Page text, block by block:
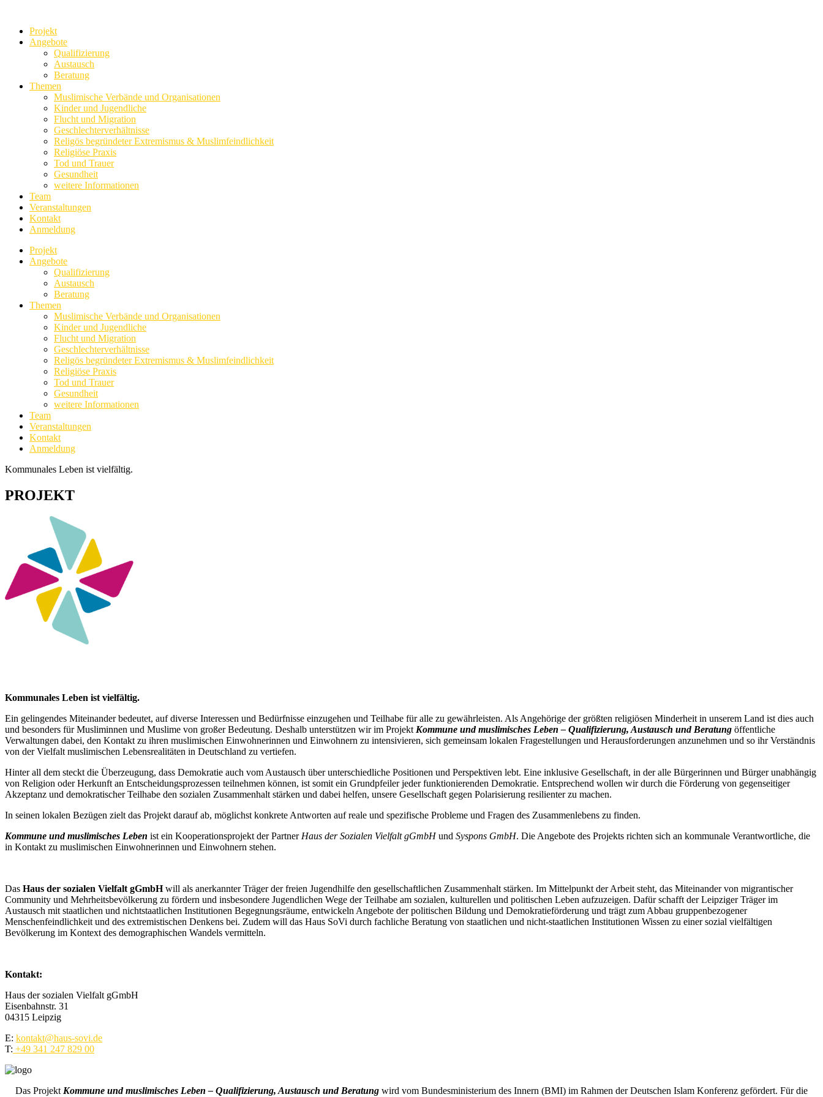
Projekt
Angebote
Qualifizierung
Austausch
Beratung
Themen
Muslimische Verbände und Organisationen
Kinder und Jugendliche
Flucht und Migration
Geschlechterverhältnisse
Religös begründeter Extremismus & Muslimfeindlichkeit
Religiöse Praxis
Tod und Trauer
Gesundheit
weitere Informationen
Team
Veranstaltungen
Kontakt
Anmeldung
Projekt
Angebote
Qualifizierung
Austausch
Beratung
Themen
Muslimische Verbände und Organisationen
Kinder und Jugendliche
Flucht und Migration
Geschlechterverhältnisse
Religös begründeter Extremismus & Muslimfeindlichkeit
Religiöse Praxis
Tod und Trauer
Gesundheit
weitere Informationen
Team
Veranstaltungen
Kontakt
Anmeldung
Kommunales Leben ist vielfältig.
PROJEKT
Kommunales Leben ist vielfältig.
Ein gelingendes Miteinander bedeutet, auf diverse Interessen und Bedürfnisse einzugehen und Teilhabe für alle zu gewährleisten. Als Angehörige der größten religiösen Minderheit in unserem Land ist dies auch
und besonders für Musliminnen und Muslime von großer Bedeutung. Deshalb unterstützen wir im Projekt Kommune und muslimisches Leben – Qualifizierung, Austausch und Beratung öffentliche
Verwaltungen dabei, den Kontakt zu ihren muslimischen Einwohnerinnen und Einwohnern zu intensivieren, sich gemeinsam lokalen Fragestellungen und Herausforderungen anzunehmen und so ihr Verständnis
von der Vielfalt muslimischen Lebensrealitäten in Deutschland zu vertiefen.
Hinter all dem steckt die Überzeugung, dass Demokratie auch vom Austausch über unterschiedliche Positionen und Perspektiven lebt. Eine inklusive Gesellschaft, in der alle Bürgerinnen und Bürger unabhängig
von Religion oder Herkunft an Entscheidungsprozessen teilnehmen können, ist somit ein Grundpfeiler jeder funktionierenden Demokratie. Entsprechend wollen wir durch die Förderung von gegenseitiger
Akzeptanz und demokratischer Teilhabe den sozialen Zusammenhalt stärken und dabei helfen, unsere Gesellschaft gegen Polarisierung resilienter zu machen.
In seinen lokalen Bezügen zielt das Projekt darauf ab, möglichst konkrete Antworten auf reale und spezifische Probleme und Fragen des Zusammenlebens zu finden.
Kommune und muslimisches Leben ist ein Kooperationsprojekt der Partner Haus der Sozialen Vielfalt gGmbHund Syspons GmbH. Die Angebote des Projekts richten sich an kommunale Verantwortliche, die
in Kontakt zu muslimischen Einwohnerinnen und Einwohnern stehen.
Das Haus der sozialen Vielfalt gGmbHwill als anerkannter Träger der freien Jugendhilfe den gesellschaftlichen Zusammenhalt stärken. Im Mittelpunkt der Arbeit steht, das Miteinander von migrantischer
Community und Mehrheitsbevölkerung zu fördern und insbesondere Jugendlichen Wege der Teilhabe am sozialen, kulturellen und politischen Leben aufzuzeigen. Dafür schafft der Leipziger Träger im
Austausch mit staatlichen und nichtstaatlichen Institutionen Begegnungsräume, entwickeln Angebote der politischen Bildung und Demokratieförderung und trägt zum Abbau gruppenbezogener
Menschenfeindlichkeit und des extremistischen Denkens bei. Zudem will das Haus SoVi durch fachliche Beratung von staatlichen und nicht-staatlichen Institutionen Wissen zu einer sozial vielfältigen
Bevölkerung im Kontext des demographischen Wandels vermitteln.
Kontakt:
Haus der sozialen Vielfalt gGmbH
Eisenbahnstr. 31
04315 Leipzig
E: kontakt@haus-sovi.de
T: +49 341 247 829 00
Das Projekt Kommune und muslimisches Leben – Qualifizierung, Austausch und Beratung wird vom Bundesministerium des Innern (BMI) im Rahmen der Deutschen Islam Konferenz gefördert. Für die